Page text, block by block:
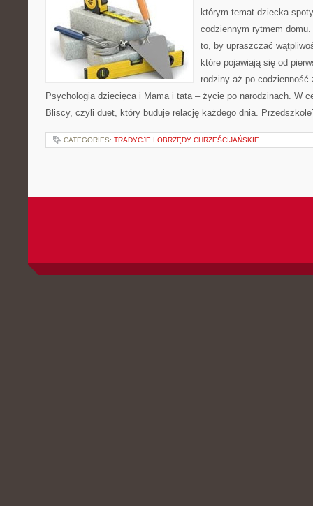
którym temat dziecka
codziennym rytmem
to, by upraszczać
które pojawiają się od
rodziny aż po
Psychologia dziecięca i Mama i tata – życie po narodzinach. W
Bliscy, czyli duet, który buduje relację każdego dnia.
CATEGORIES: TRADYCJE I OBRZĘDY CHRZEŚCIJAŃSKIE